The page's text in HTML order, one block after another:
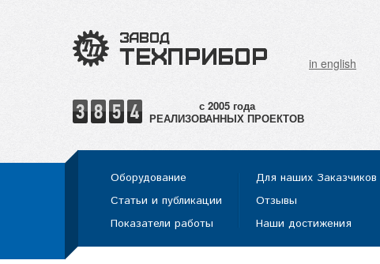
in english
РЕАЛИЗОВАННЫХ ПРОЕКТОВ
Оборудование
Статьи и публикации
Показатели работы
Для наших Заказчиков
Отзывы
Наши достижения